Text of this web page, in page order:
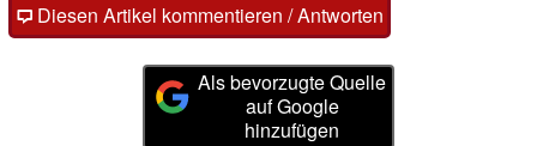
Diesen Artikel kommentieren / Antworten
Als bevorzugte Quelle
auf Google
hinzufügen